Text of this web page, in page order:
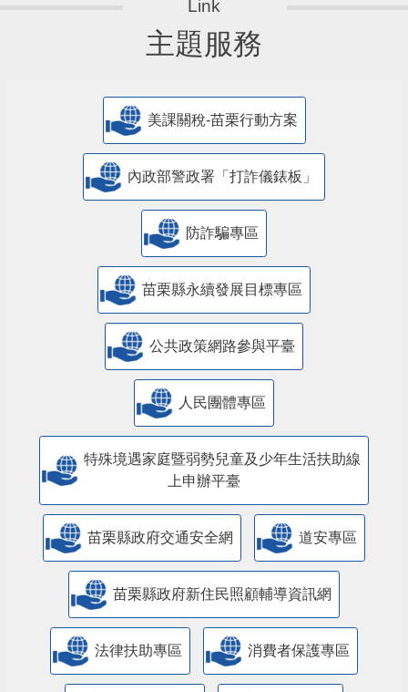
主題服務
美課關稅-苗栗行動方案
內政部警政署「打詐儀錶板」
防詐騙專區
苗栗縣永續發展目標專區
公共政策網路參與平臺
人民團體專區
特殊境遇家庭暨弱勢兒童及少年生活扶助線
上申辦平臺
苗栗縣政府交通安全網 道安專區
苗栗縣政府新住民照顧輔導資訊網
法律扶助專區 消費者保護專區